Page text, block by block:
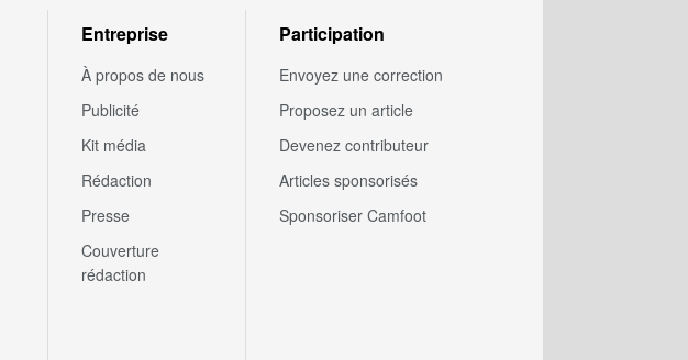
Entreprise
À propos de nous
Publicité
Kit média
Rédaction
Presse
Couverture
rédaction
Participation
Envoyez une correction
Proposez un article
Devenez contributeur
Articles sponsorisés
Sponsoriser Camfoot